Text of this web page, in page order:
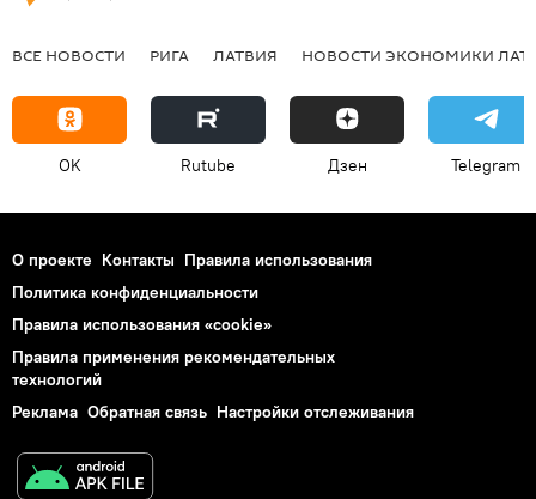
ВСЕ НОВОСТИ РИГА ЛАТВИЯ НОВОСТИ ЭКОНОМИКИ
OK Rutube Дзен Telegram
О проекте Контакты Правила использования
Политика конфиденциальности
Правила использования «cookie»
Правила применения рекомендательных
технологий
Реклама Обратная связь Настройки отслеживания